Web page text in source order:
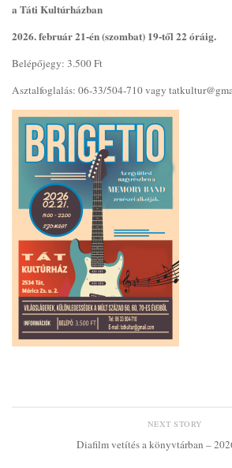
a Táti Kultúrházban
2026. február 21-én (szombat) 19-től 22 óráig.
Belépőjegy: 3.500 Ft
Asztalfoglalás: 06-33/504-710 vagy
NEXT STORY
Diafilm vetítés a könyvtárban –